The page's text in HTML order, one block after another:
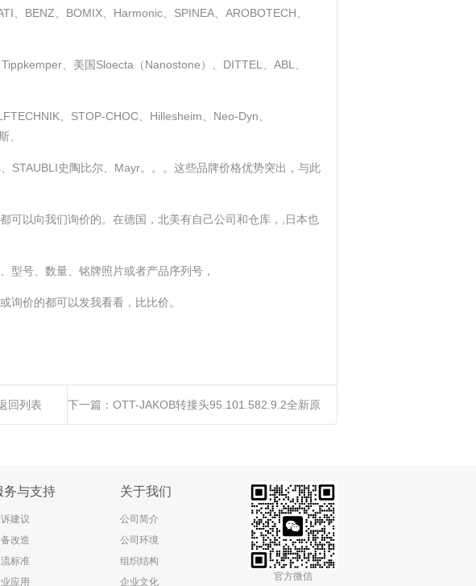
、BENZ、BOMIX、Harmonic、SPINEA、AROBOTECH、
、美国Sloecta（Nanostone）、DITTEL、ABL、
、STOP-CHOC、Hillesheim、Neo-Dyn、
、
STAUBLI史陶比尔、Mayr。。。这些品牌价格优势突出，与此
可以向我们询价的。在德国，北美有自己公司和仓库，,日本也
型号、数量、铭牌照片或者产品序列号，
询价的都可以发我看看，比比价。
回列表 下一篇： OTT-JAKOB转接头95.101.582.9.2全新原
务与支持
建议
改造
标准
应用
关于我们
公司简介
公司环境
组织结构
企业文化
官方微信